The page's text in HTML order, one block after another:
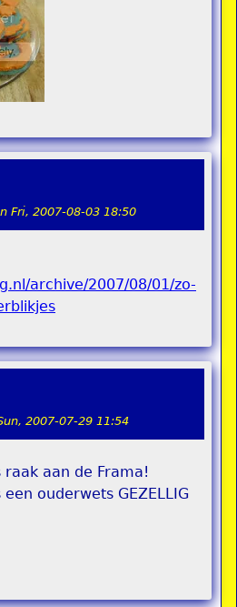
Fri, 2007-08-03 18:50
2007-07-29 11:54
aan de Frama!
ouderwets GEZELLIG